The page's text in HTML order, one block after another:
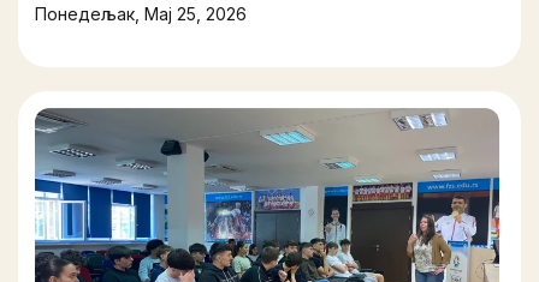
Понедељак, Мај 25, 2026